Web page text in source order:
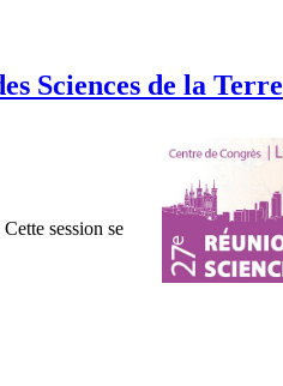
Sciences de la Terre
session se